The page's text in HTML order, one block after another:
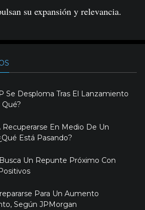
su expansión y relevancia.
Se Desploma Tras El Lanzamiento
Qué?
En Medio De Un
Está Pasando?
Un Repunte Próximo Con
Para Un Aumento
Según JPMorgan